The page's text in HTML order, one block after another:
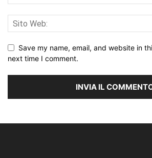
Save my name, email, and website in
next time I comment.